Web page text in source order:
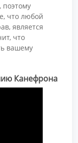
поэтому
что любой
является
что
вашему
Канефрона